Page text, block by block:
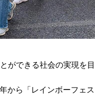
ができる社会の実現を目
から「レインボーフェ